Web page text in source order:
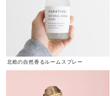
北欧の自然香るルームスプレー